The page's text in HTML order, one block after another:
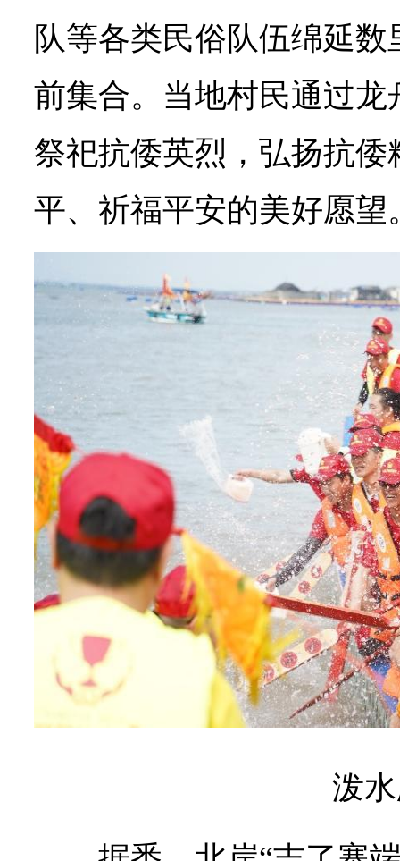
队等各类民俗队伍绵延
前集合。当地村民通过
祭祀抗倭英烈，弘扬抗
平、祈福平安的美好愿望
泼